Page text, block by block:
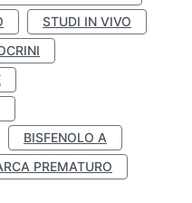
STUDI IN VIVO
BISFENOLO A
PREMATURO